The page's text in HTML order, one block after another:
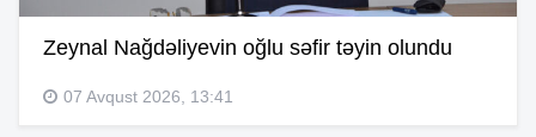
Zeynal Nağdəliyevin oğlu səfir təyin olundu
07 Avqust 2026, 13:41